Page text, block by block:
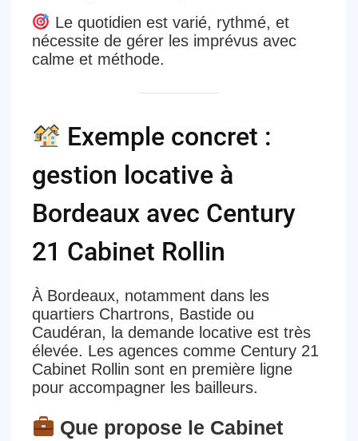
Le quotidien est varié, rythmé, et
nécessite de gérer les imprévus avec
calme et méthode.
Exemple concret :
gestion locative à
Bordeaux avec Century
21 Cabinet Rollin
À Bordeaux, notamment dans les
quartiers Chartrons, Bastide ou
Caudéran, la demande locative est très
élevée. Les agences comme Century 21
Cabinet Rollin sont en première ligne
pour accompagner les bailleurs.
Que propose le Cabinet